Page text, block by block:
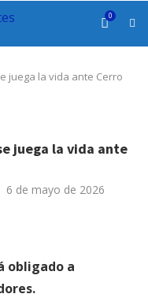
0
juega la vida ante Cerro
juega la vida ante
6 de mayo de 2026
obligado a